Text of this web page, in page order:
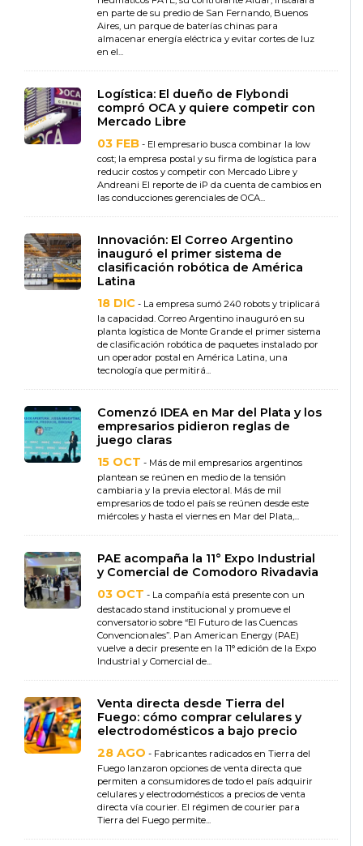
en parte de su predio de San Fernando, Buenos
Aires, un parque de baterías chinas para
almacenar energía eléctrica y evitar cortes de luz
en el...
Logística: El dueño de Flybondi
compró OCA y quiere competir con
Mercado Libre
03 FEB - El empresario busca combinar la low
cost; la empresa postal y su firma de logística para
reducir costos y competir con Mercado Libre y
Andreani El reporte de iP da cuenta de cambios en
las conducciones gerenciales de OCA...
Innovación: El Correo Argentino
inauguró el primer sistema de
clasificación robótica de América
Latina
18 DIC - La empresa sumó 240 robots y triplicará
la capacidad. Correo Argentino inauguró en su
planta logística de Monte Grande el primer sistema
de clasificación robótica de paquetes instalado por
un operador postal en América Latina, una
tecnología que permitirá...
Comenzó IDEA en Mar del Plata y los
empresarios pidieron reglas de
juego claras
15 OCT - Más de mil empresarios argentinos
plantean se reúnen en medio de la tensión
cambiaria y la previa electoral. Más de mil
empresarios de todo el país se reúnen desde este
miércoles y hasta el viernes en Mar del Plata,...
PAE acompaña la 11° Expo Industrial
y Comercial de Comodoro Rivadavia
03 OCT - La compañía está presente con un
destacado stand institucional y promueve el
conversatorio sobre “El Futuro de las Cuencas
Convencionales”. Pan American Energy (PAE)
vuelve a decir presente en la 11° edición de la Expo
Industrial y Comercial de...
Venta directa desde Tierra del
Fuego: cómo comprar celulares y
electrodomésticos a bajo precio
28 AGO - Fabricantes radicados en Tierra del
Fuego lanzaron opciones de venta directa que
permiten a consumidores de todo el país adquirir
celulares y electrodomésticos a precios de venta
directa vía courier. El régimen de courier para
Tierra del Fuego permite...